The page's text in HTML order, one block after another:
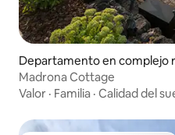
Departamento en complejo
rt Angeles
Madrona Cottage
Valor · Familia · Calidad del